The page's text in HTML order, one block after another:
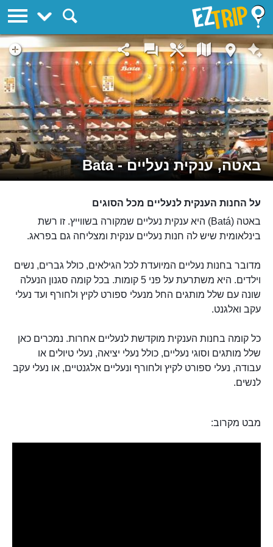
באטה, ענקית נעליים - Bata
על החנות הענקית לנעליים מכל הסוגים
באטה (Batá) היא ענקית נעליים שמקורה בשווייץ. זו רשת
בינלאומית שיש לה חנות נעליים ענקית ומצליחה גם בפראג.
מדובר בחנות נעליים המיועדת לכל הגילאים, כולל גברים, נשים
וילדים. היא משתרעת על פני 5 קומות. בכל קומה סגנון הנעלה
שונה עם שלל מותגים החל מנעלי ספורט לקיץ ולחורף ועד נעלי
עקב ואלגנט.
כל קומה בחנות הענקית מוקדשת לנעליים אחרות. נמכרים כאן
שלל מותגים וסוגי נעליים, כולל נעלי יציאה, נעלי טיולים או
עבודה, נעלי ספורט לקיץ ולחורף ונעליים אלגנטיים, או נעלי עקב
לנשים.
מבט מקרוב:
EZTrip